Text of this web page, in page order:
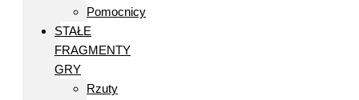
Pomocnicy
STAŁE
FRAGMENTY
GRY
Rzuty